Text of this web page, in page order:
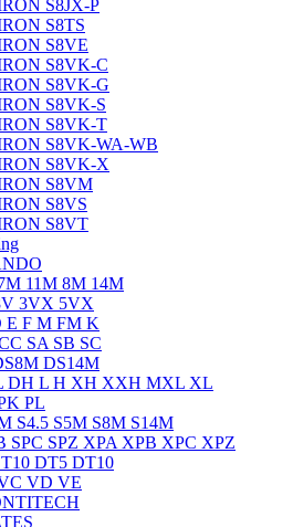
S8JX-P
S8TS
S8VE
S8VK-C
S8VK-G
S8VK-S
S8VK-T
S8VK-WA-WB
S8VK-X
S8VM
S8VS
S8VT
11M 8M 14M
3VX 5VX
E F M FM K
SA SB SC
DS14M
DH L H XH XXH MXL XL
PL
S4.5 S5M S8M S14M
SPC SPZ XPA XPB XPC XPZ
DT5 DT10
VD VE